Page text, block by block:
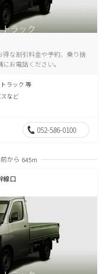
得な割引料金や予約、乗り捨
お電話ください。
ラック 等
スなど
052-586-0100
から 645m
線口